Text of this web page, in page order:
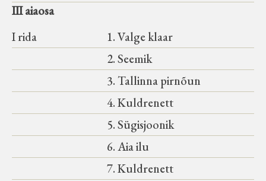
III aiaosa
I rida
1. Valge klaar
2. Seemik
3. Tallinna pirnõun
4. Kuldrenett
5. Sügisjoonik
6. Aia ilu
7. Kuldrenett